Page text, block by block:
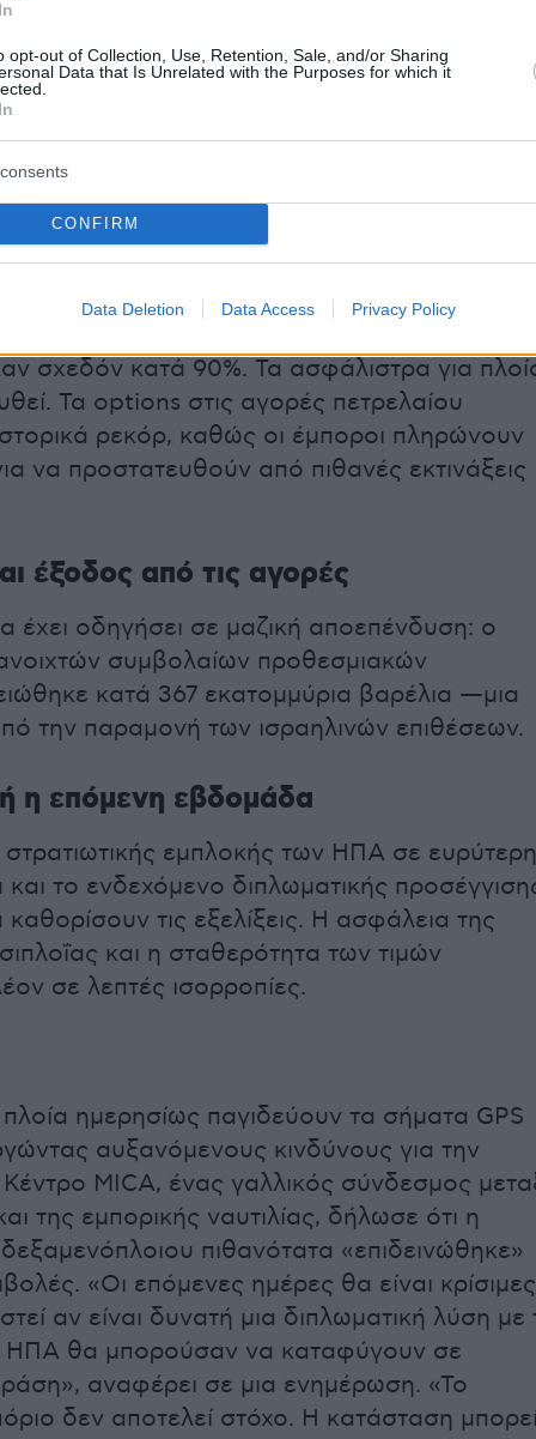
opt-out of Collection, Use, Retention, Sale, and/or Sharing
Data that Is Unrelated with the Purposes for which it
CONFIRM
Data Deletion Data Access Privacy Policy
Εξαγωγές, ναύλοι και
μέχρι στιγμής δεν υπάρχουν σαφή
πετρελαίου. Το Ιράν φέρεται μάλιστα να
ενισχύσει τις εξαγωγές του. Ωστόσο, η
ευμετάβλητη:
σχεδόν κατά 90%. Τα ασφάλιστρα για
Τα options στις αγορές πετρελαίου
ρεκόρ, καθώς οι έμποροι πληρώνουν
να προστατευθούν από πιθανές εκτινάξεις
έξοδος από τις αγορές
έχει οδηγήσει σε μαζική αποεπένδυση: ο
συμβολαίων προθεσμιακών
κατά 367 εκατομμύρια βαρέλια —μια
την παραμονή των ισραηλινών επιθέσεων.
η επόμενη εβδομάδα
εμπλοκής των ΗΠΑ σε ευρύτερη
και το ενδεχόμενο διπλωματικής
τις εξελίξεις. Η ασφάλεια της
και η σταθερότητα των τιμών
σε λεπτές ισορροπίες.
ημερησίως παγιδεύουν τα σήματα GPS
αυξανόμενους κινδύνους για την
MICA, ένας γαλλικός σύνδεσμος
της εμπορικής ναυτιλίας, δήλωσε ότι η
πιθανότατα «επιδεινώθηκε»
«Οι επόμενες ημέρες θα είναι κρίσιμες
αν είναι δυνατή μια διπλωματική λύση με
ΗΠΑ θα μπορούσαν να καταφύγουν σε
αναφέρει σε μια ενημέρωση. «Το
δεν αποτελεί στόχο. Η κατάσταση